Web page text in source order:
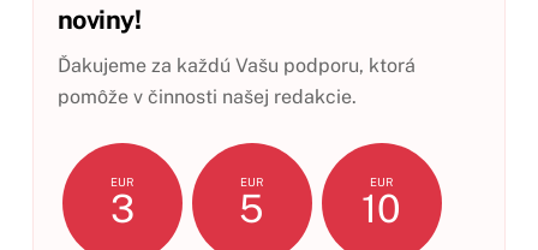
noviny!
Ďakujeme za každú Vašu podporu, ktorá
pomôže v činnosti našej redakcie.
EUR
3
EUR
5
EUR
10